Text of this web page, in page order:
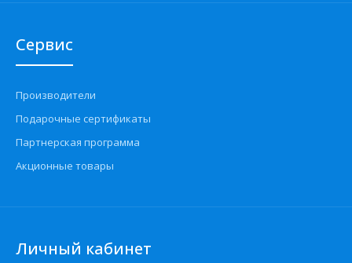
Сервис
Производители
Подарочные сертификаты
Партнерская программа
Акционные товары
Личный кабинет